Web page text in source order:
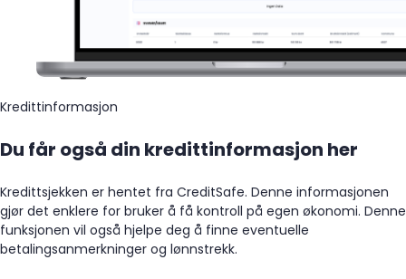
Kredittinformasjon
Du får også din kredittinformasjon her
Kredittsjekken er hentet fra CreditSafe. Denne informasjonen
gjør det enklere for bruker å få kontroll på egen økonomi. Denne
funksjonen vil også hjelpe deg å finne eventuelle
betalingsanmerkninger og lønnstrekk.